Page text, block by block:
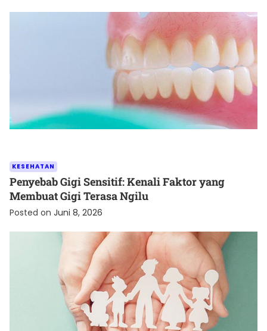
KESEHATAN
Penyebab Gigi Sensitif: Kenali Faktor yang
Membuat Gigi Terasa Ngilu
Posted on Juni 8, 2026